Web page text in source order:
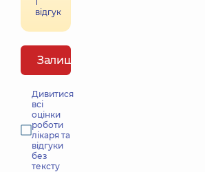
відгук
Залишити відгук
Дивитися
всі
оцінки
роботи
лікаря та
відгуки
без
тексту